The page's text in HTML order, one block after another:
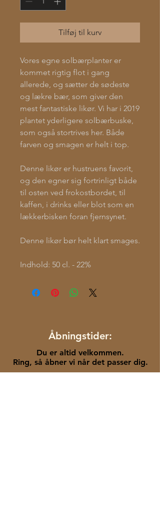
Tilføj til kurv
Vores egne solbærplanter er
kommet rigtig flot i gang
allerede, og sætter de sødeste
og lækre bær, som giver den
mest fantastiske likør. Vi har i 2019
plantet yderligere solbærbuske,
som også stortrives her. Både
farven og smagen er helt i top.
Denne likør er hustruens favorit,
og den egner sig fortrinligt både
til osten ved frokostbordet, til
kaffen, i drinks eller blot som en
lækkerbisken foran fjernsynet.
Denne likør bør helt klart smages.
Indhold: 50 cl. - 22%
Åbningstider:
Du er altid velkommen.
Ring, så åbner vi når det passer dig.